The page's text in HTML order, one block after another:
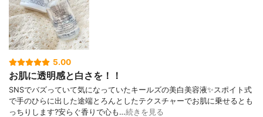
5.00
お肌に透明感と白さを！！
SNSでバズっていて気になっていたキールズの美白美容液✨スポイト式
で手のひらに出した途端とろんとしたテクスチャーでお肌に乗せるとも
っちりします?安らぐ香りで心も…続きを見る